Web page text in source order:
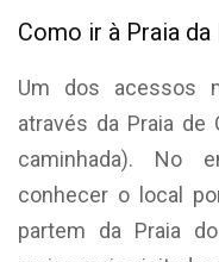
Como ir à Praia
Um dos acessos
através da Praia
caminhada). No
conhecer o local
partem da Praia